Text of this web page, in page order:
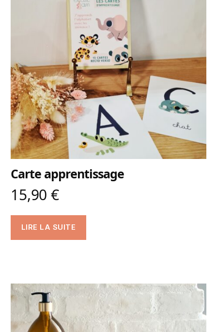
Carte apprentissage
15,90 €
LIRE LA SUITE